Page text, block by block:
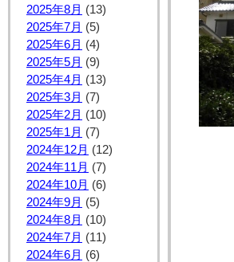
2025年8月 (13)
2025年7月 (5)
2025年6月 (4)
2025年5月 (9)
2025年4月 (13)
2025年3月 (7)
2025年2月 (10)
2025年1月 (7)
2024年12月 (12)
2024年11月 (7)
2024年10月 (6)
2024年9月 (5)
2024年8月 (10)
2024年7月 (11)
2024年6月 (6)